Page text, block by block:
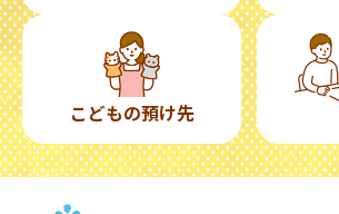
こどもの預け先